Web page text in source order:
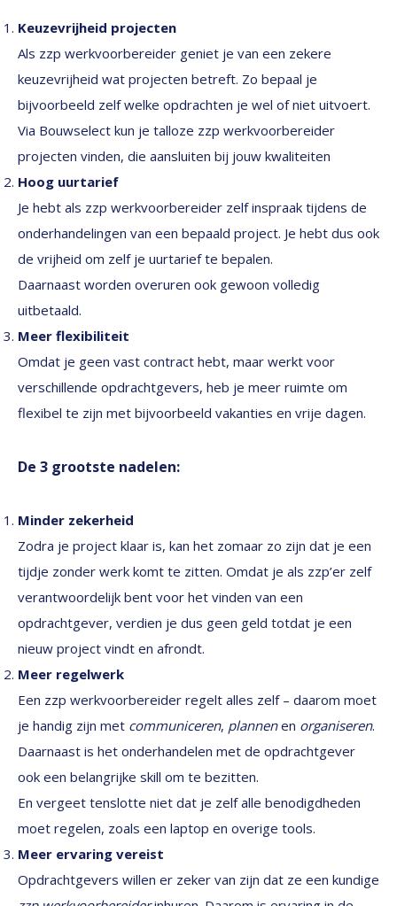
Keuzevrijheid projecten
Als zzp werkvoorbereider geniet je van een zekere
keuzevrijheid wat projecten betreft. Zo bepaal je
bijvoorbeeld zelf welke opdrachten je wel of niet uitvoert.
Via Bouwselect kun je talloze zzp werkvoorbereider
projecten vinden, die aansluiten bij jouw kwaliteiten
Hoog uurtarief
Je hebt als zzp werkvoorbereider zelf inspraak tijdens de
onderhandelingen van een bepaald project. Je hebt dus ook
de vrijheid om zelf je uurtarief te bepalen.
Daarnaast worden overuren ook gewoon volledig
uitbetaald.
Meer flexibiliteit
Omdat je geen vast contract hebt, maar werkt voor
verschillende opdrachtgevers, heb je meer ruimte om
flexibel te zijn met bijvoorbeeld vakanties en vrije dagen.
De 3 grootste nadelen:
Minder zekerheid
Zodra je project klaar is, kan het zomaar zo zijn dat je een
tijdje zonder werk komt te zitten. Omdat je als zzp’er zelf
verantwoordelijk bent voor het vinden van een
opdrachtgever, verdien je dus geen geld totdat je een
nieuw project vindt en afrondt.
Meer regelwerk
Een zzp werkvoorbereider regelt alles zelf – daarom moet
je handig zijn met communiceren, plannenen organiseren.
Daarnaast is het onderhandelen met de opdrachtgever
ook een belangrijke skill om te bezitten.
En vergeet tenslotte niet dat je zelf alle benodigdheden
moet regelen, zoals een laptop en overige tools.
Meer ervaring vereist
Opdrachtgevers willen er zeker van zijn dat ze een kundige